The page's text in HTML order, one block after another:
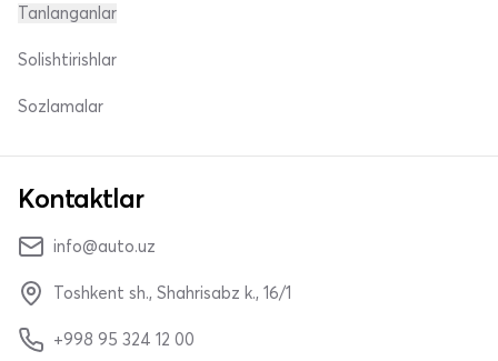
Tanlanganlar
Solishtirishlar
Sozlamalar
Kontaktlar
info@auto.uz
Toshkent sh., Shahrisabz k., 16/1
+998 95 324 12 00